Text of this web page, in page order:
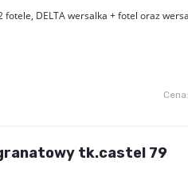
DELTA wersalka + fotel oraz
Cena:
tk.castel 79